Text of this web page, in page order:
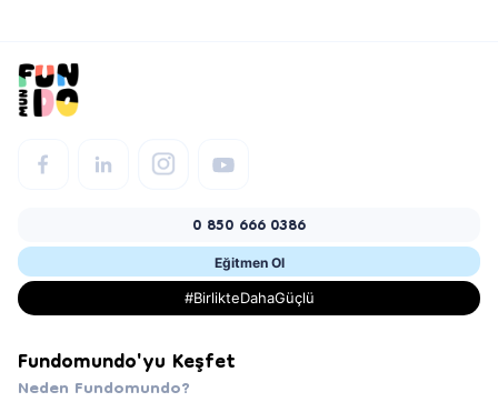
0 850 666 0386
Eğitmen Ol
#BirlikteDahaGüçlü
Fundomundo'yu Keşfet
Neden Fundomundo?